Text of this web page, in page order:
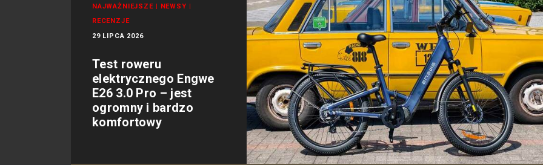
NAJWAŻNIEJSZE | NEWSY |
RECENZJE
29 LIPCA 2026
Test roweru
elektrycznego Engwe
E26 3.0 Pro – jest
ogromny i bardzo
komfortowy